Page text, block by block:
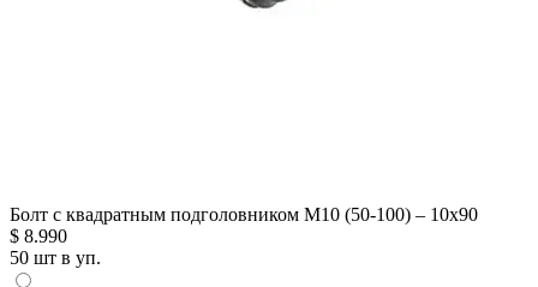
Болт с квадратным подголовником М10 (50-100) – 10х90
$ 8.990
50 шт в уп.